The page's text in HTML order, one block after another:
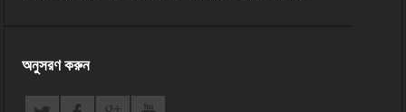
অনুসরণ করুন